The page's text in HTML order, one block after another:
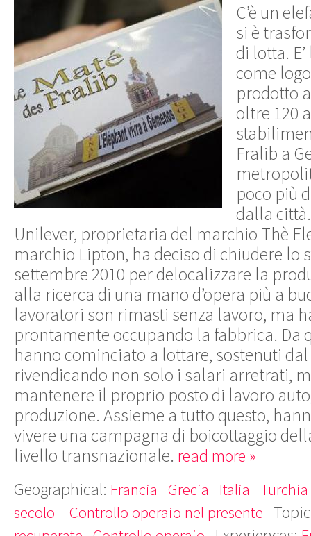
C’è un
si è
di lotta.
come
prodotto
oltre 120
Fralib a
poco più
dalla
Unilever, proprietaria del marchio Thè
marchio Lipton, ha deciso di chiudere lo
settembre 2010 per delocalizzare la
alla ricerca di una mano d’opera più a
lavoratori son rimasti senza lavoro, ma
prontamente occupando la fabbrica. Da
hanno cominciato a lottare, sostenuti
rivendicando non solo i salari arretrati,
mantenere il proprio posto di lavoro
produzione. Assieme a tutto questo,
vivere una campagna di boicottaggio
livello transnazionale. read more »
Geographical: Francia Grecia Italia
Turchia
secolo – Controllo operaio nel presente